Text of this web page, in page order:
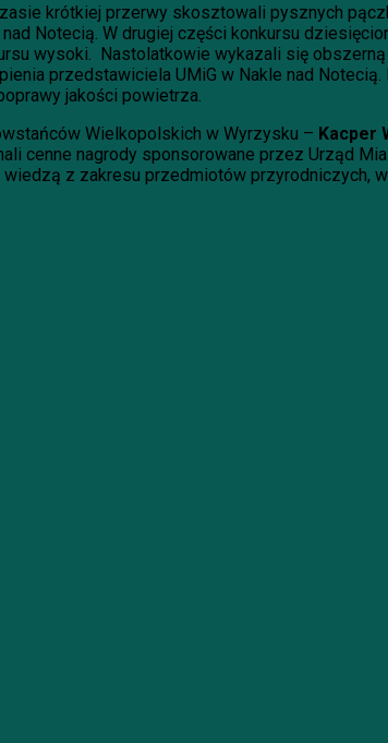
krótkiej przerwy skosztowali pysznych
Notecią. W drugiej części konkursu
wysoki. Nastolatkowie wykazali się
przedstawiciela UMiG w Nakle nad Notecią.
jakości powietrza.
Wielkopolskich w Wyrzysku – Kacper
cenne nagrody sponsorowane przez
z zakresu przedmiotów przyrodniczych,